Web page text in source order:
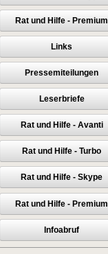
Rat und Hilfe - Premium
Links
Pressemiteilungen
Leserbriefe
Rat und Hilfe - Avanti
Rat und Hilfe - Turbo
Rat und Hilfe - Skype
Rat und Hilfe - Premium
Infoabruf